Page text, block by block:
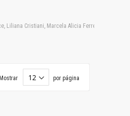
Cristiani, Marcela Alicia Ferreyra,
por página